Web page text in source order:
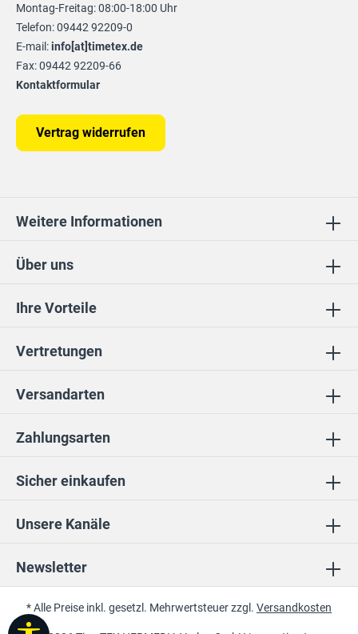
Unsere Kanäle
Ihre Vorteile
Vertretungen
Sicher einkaufen
Über uns
Newsletter
Montag-Freitag: 08:00-18:00 Uhr
Telefon: 09442 92209-0
E-mail:info[at]timetex.de
Fax: 09442 92209-66
Kontaktformular
Vertrag widerrufen
Weitere Informationen
Zahlungsarten
Versandarten
* Alle Preise inkl. gesetzl. Mehrwertsteuer zzgl. Versandkosten
Werkzeugleiste anzeigen